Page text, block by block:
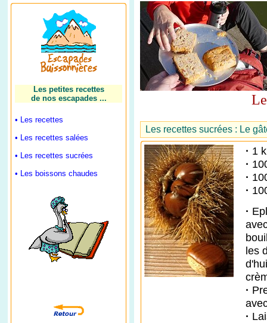
Les petites recettes
de nos escapades ...
• Les recettes
• Les recettes salées
• Les recettes sucrées
• Les boissons chaudes
Les recettes sucrées : Le
· 1
·
·
·
·
les
·
·